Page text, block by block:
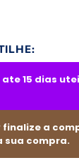
15 dias
a
sua compra.